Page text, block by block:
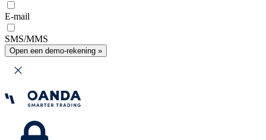
E-mail
SMS/MMS
Open een demo-rekening »